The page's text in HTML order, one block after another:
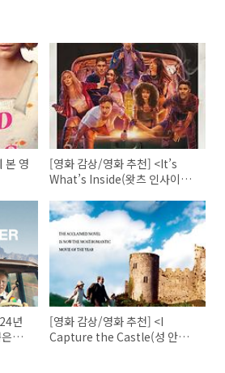
본 영
[영화 감상/영화 추천] <It’s
What’s Inside(왓츠 인사이
년
[영화 감상/영화 추천] <I
Capture the Castle(성 안에